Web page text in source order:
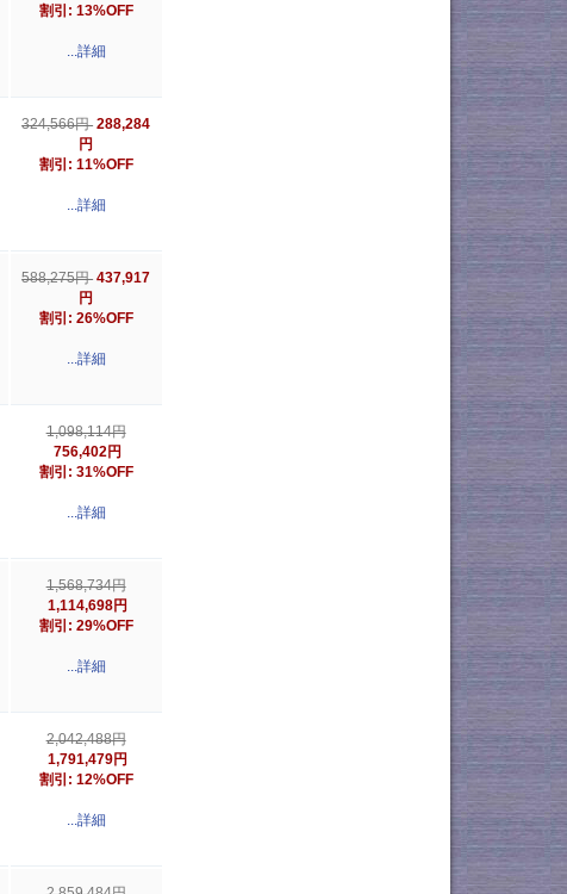
割引: 13%OFF
...詳細
324,566円 288,284
円
割引: 11%OFF
...詳細
588,275円 437,917
円
割引: 26%OFF
...詳細
1,098,114円
756,402円
割引: 31%OFF
...詳細
1,568,734円
1,114,698円
割引: 29%OFF
...詳細
2,042,488円
1,791,479円
割引: 12%OFF
...詳細